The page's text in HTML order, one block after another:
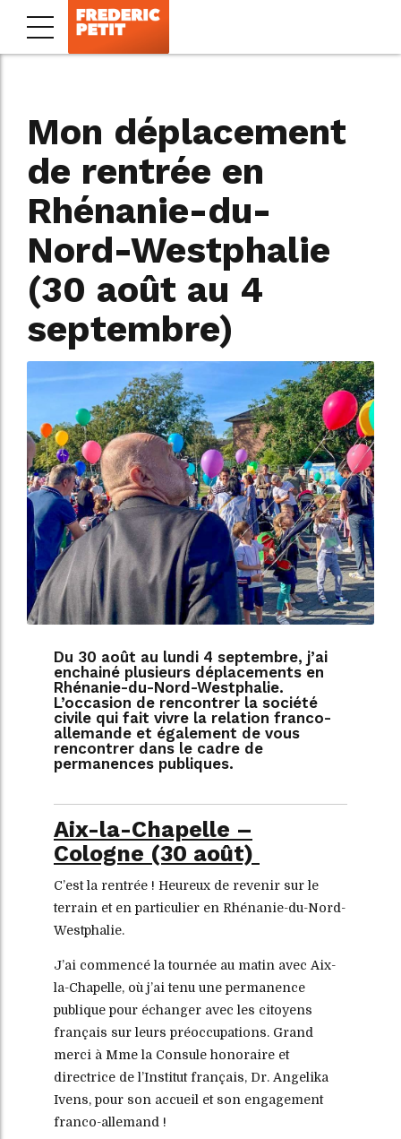
Mon déplacement
de rentrée en
Rhénanie-du-
Nord-Westphalie
(30 août au 4
septembre)
Du 30 août au lundi 4 septembre, j’ai
enchainé plusieurs déplacements en
Rhénanie-du-Nord-Westphalie.
L’occasion de rencontrer la société
civile qui fait vivre la relation franco-
allemande et également de vous
rencontrer dans le cadre de
permanences publiques.
Aix-la-Chapelle –
Cologne (30 août)
C’est la rentrée ! Heureux de revenir sur le
terrain et en particulier en Rhénanie-du-Nord-
Westphalie.
J’ai commencé la tournée au matin avec Aix-
la-Chapelle, où j’ai tenu une permanence
publique pour échanger avec les citoyens
français sur leurs préoccupations. Grand
merci à Mme la Consule honoraire et
directrice de l’Institut français, Dr. Angelika
Ivens, pour son accueil et son engagement
franco-allemand !